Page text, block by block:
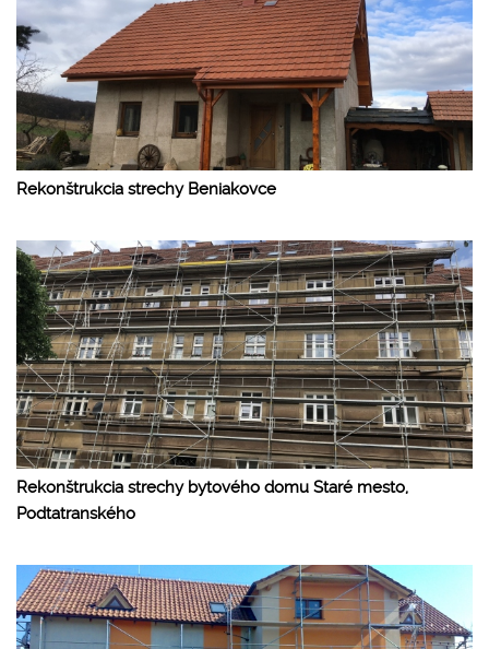
Rekonštrukcia strechy Beniakovce
Rekonštrukcia strechy bytového domu Staré mesto,
Podtatranského